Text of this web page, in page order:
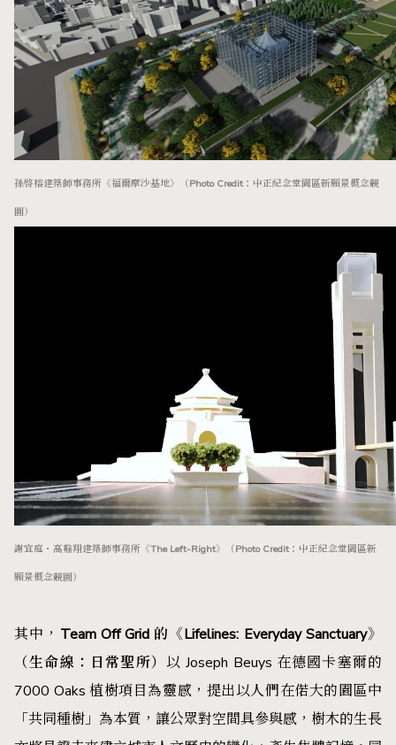
孫啓榕建築師事務所《福爾摩沙基地》（Photo Credit：中正紀念堂園區新願景概念競
圖）
謝宜庭・高鼎翔建築師事務所《The Left-Right》（Photo Credit：中正紀念堂園區新
願景概念競圖）
其中， Team Off Grid 的《Lifelines: Everyday Sanctuary》
（生命線：日常聖所） 以 Joseph Beuys 在德國卡塞爾的
7000 Oaks 植樹項目為靈感，提出以人們在偌大的園區中
「共同種樹」為本質，讓公眾對空間具參與感，樹木的生長